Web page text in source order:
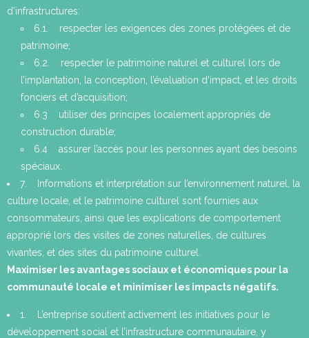
d’infrastructures:
6.1. respecter les exigences des zones protégées et de
patrimoine;
6.2. respecter le patrimoine naturel et culturel lors de
l’implantation, la conception, l’évaluation d’impact, et les droits
fonciers et d’acquisition;
6.3 utiliser des principes localement appropriés de
construction durable;
6.4 assurer l’accès pour les personnes ayant des besoins
spéciaux.
7. Informations et interprétation sur l’environnement naturel, la
culture locale, et le patrimoine culturel sont fournies aux
consommateurs, ainsi que les explications de comportement
approprié lors des visites de zones naturelles, de cultures
vivantes, et des sites du patrimoine culturel.
Maximiser les avantages sociaux et économiques pour la
communauté locale et minimiser les impacts négatifs.
1. L’entreprise soutient activement les initiatives pour le
développement social et l’infrastructure communautaire, y